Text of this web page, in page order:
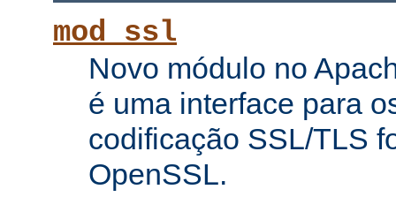
mod_ssl
Novo módulo no
é uma interface para
codificação SSL/TLS
OpenSSL.